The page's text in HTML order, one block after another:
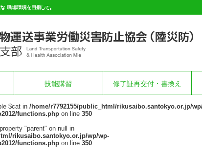
技能講習 修了証再交付・書換え
$cat in /home/r7792155/public_html/rikusaibo.santokyo.or.jp/
functions.php on line 350
"parent" on null in
rikusaibo.santokyo.or.jp/wp/wp-
functions.php on line 350